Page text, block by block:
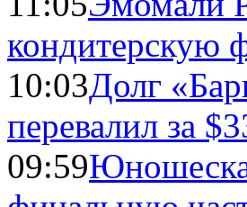
кондитерскую
10:03Долг
перевалил за
09:59